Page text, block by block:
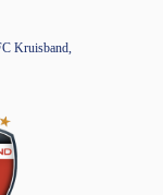
Kruisband,